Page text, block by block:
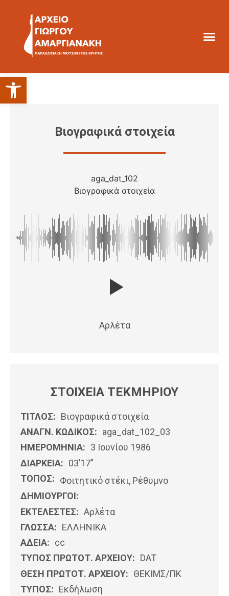
Ανοίξτε τη γραμμή εργαλείων
Βιογραφικά στοιχεία
aga_dat_102
Βιογραφικά στοιχεία
Αρλέτα
ΣΤΟΙΧΕΙΑ ΤΕΚΜΗΡΙΟΥ
ΤΙΤΛΟΣ: Βιογραφικά στοιχεία
ΑΝΑΓΝ. ΚΩΔΙΚΟΣ: aga_dat_102_03
ΗΜΕΡΟΜΗΝΊΑ: 3 Ιουνίου 1986
ΔΙΑΡΚΕΙΑ: 03’17”
ΤΟΠΟΣ: Φοιτητικό στέκι, Ρέθυμνο
ΔΗΜΙΟΥΡΓΟΙ:
ΕΚΤΕΛΕΣΤΕΣ: Αρλέτα
ΓΛΩΣΣΑ: ΕΛΛΗΝΙΚΆ
ΑΔΕΙΑ: cc
ΤΥΠΟΣ ΠΡΩΤΟΤ. ΑΡΧΕΙΟΥ: DAT
ΘΕΣΗ ΠΡΩΤΟΤ. ΑΡΧΕΙΟΥ: ΘΕΚΙΜΣ/ΠΚ
ΤΥΠΟΣ: Εκδήλωση